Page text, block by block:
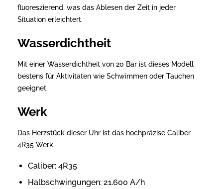
fluoreszierend, was das Ablesen der Zeit in jeder
Situation erleichtert.
Wasserdichtheit
Mit einer Wasserdichtheit von 20 Bar ist dieses Modell
bestens für Aktivitäten wie Schwimmen oder Tauchen
geeignet.
Werk
Das Herzstück dieser Uhr ist das hochpräzise Caliber
4R35 Werk.
Caliber: 4R35
Halbschwingungen: 21.600 A/h